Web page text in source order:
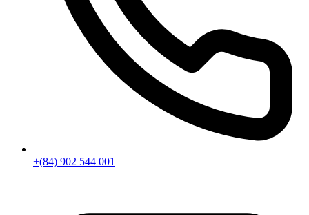
+(84) 902 544 001